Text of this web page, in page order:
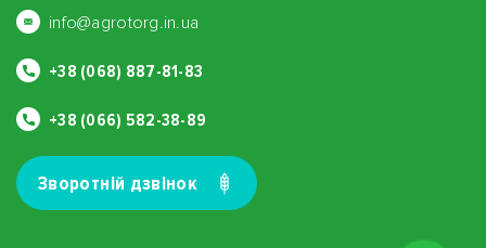
info@agrotorg.in.ua
+38 (068) 887-81-83
+38 (066) 582-38-89
Зворотнiй дзвiнок